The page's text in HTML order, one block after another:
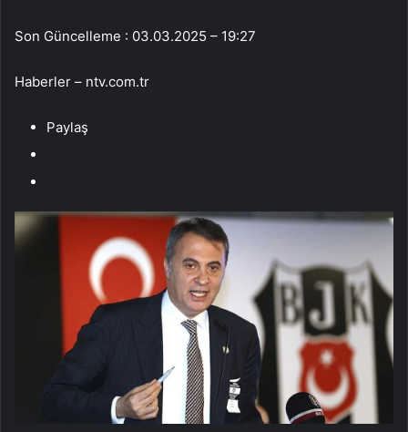
Son Güncelleme : 03.03.2025 – 19:27
Haberler – ntv.com.tr
Paylaş